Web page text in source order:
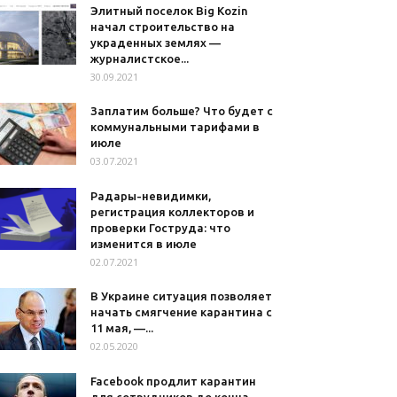
Элитный поселок Big Kozin
начал строительство на
украденных землях —
журналистское...
30.09.2021
Заплатим больше? Что будет с
коммунальными тарифами в
июле
03.07.2021
Радары-невидимки,
регистрация коллекторов и
проверки Гоструда: что
изменится в июле
02.07.2021
В Украине ситуация позволяет
начать смягчение карантина с
11 мая, —...
02.05.2020
Facebook продлит карантин